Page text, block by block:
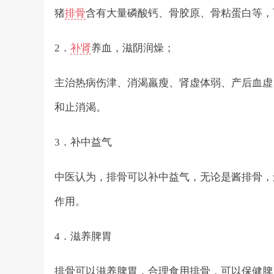
猪排骨含有大量磷酸钙、骨胶原、骨粘蛋白等
2． 补肾养血，滋阴润燥；
主治热病伤津、消渴羸瘦、肾虚体弱、产后血
和止消渴。
3．补中益气
中医认为，排骨可以补中益气，无论是酱排骨
作用。
4．滋养脾胃
排骨可以滋养脾胃，合理食用排骨，可以保健